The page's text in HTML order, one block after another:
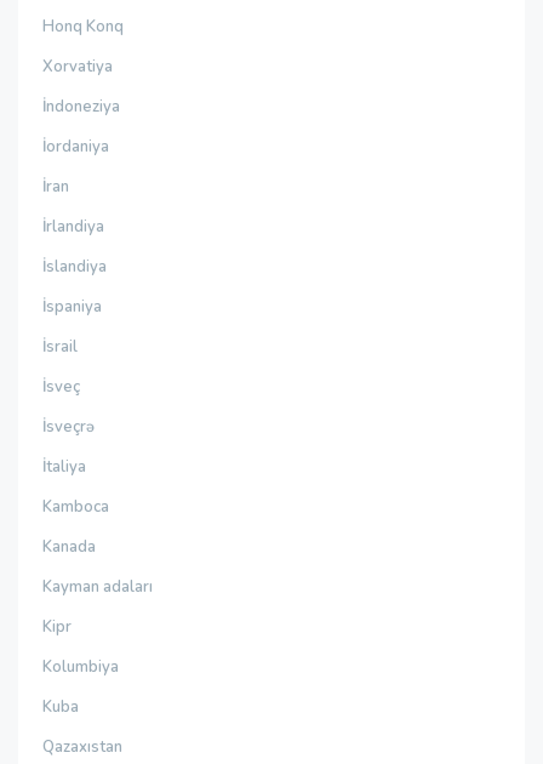
Honq Konq
Xorvatiya
İndoneziya
İordaniya
İran
İrlandiya
İslandiya
İspaniya
İsrail
İsveç
İsveçrə
İtaliya
Kamboca
Kanada
Kayman adaları
Kipr
Kolumbiya
Kuba
Qazaxıstan